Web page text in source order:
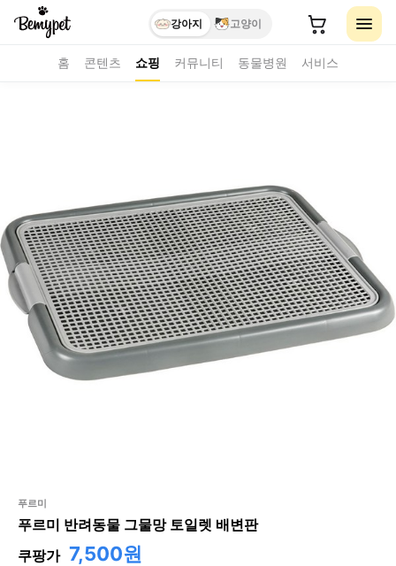
강아지 고양이
홈 콘텐츠 쇼핑 커뮤니티 동물병원 서비스
푸르미
푸르미 반려동물 그물망 토일렛 배변판
쿠팡가 7,500원